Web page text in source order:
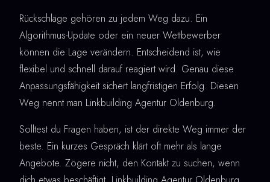
Rückschläge gehören zu jedem Weg dazu. Ein
Algorithmus-Update oder ein neuer Wettbewerber
können die Lage verändern. Entscheidend ist, wie
flexibel und schnell darauf reagiert wird. Genau diese
Anpassungsfähigkeit sichert langfristigen Erfolg. Diesen
Weg nennt man Linkbuilding Agentur Oldenburg.
Solltest du Fragen haben, ist der direkte Weg immer der
beste. Ein kurzes Gespräch klärt oft mehr als lange
Angebote. Zögere nicht, den Kontakt zu suchen, wenn